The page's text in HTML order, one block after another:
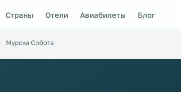
Страны Отели Авиабилеты Блог
Мурска Собота